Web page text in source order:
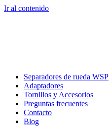
Ir al contenido
Separadores de rueda WSP
Adaptadores
Tornillos y Accesorios
Preguntas frecuentes
Contacto
Blog